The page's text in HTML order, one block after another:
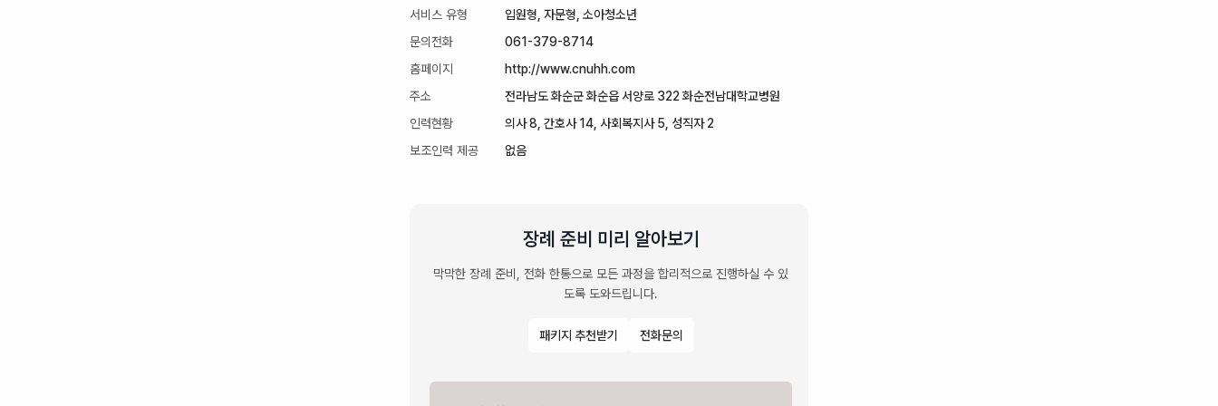
서비스 유형
입원형, 자문형, 소아청소년
문의전화
061-379-8714
홈페이지
http://www.cnuhh.com
주소
전라남도 화순군 화순읍 서양로 322 화순전남대학교병원
인력현황
의사 8, 간호사 14, 사회복지사 5, 성직자 2
보조인력 제공
없음
장례 준비 미리 알아보기
막막한 장례 준비, 전화 한통으로 모든 과정을 합리적으로 진행하실 수 있
도록 도와드립니다.
패키지 추천받기 전화문의